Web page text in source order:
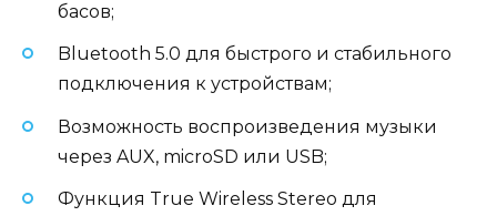
басов;
Bluetooth 5.0 для быстрого и стабильного
подключения к устройствам;
Возможность воспроизведения музыки
через AUX, microSD или USB;
Функция True Wireless Stereo для